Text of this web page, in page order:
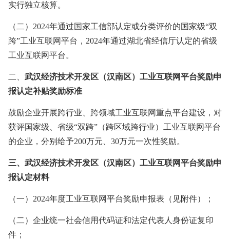
实行独立核算。
（二） 2024年通过国家工信部认定或分类评价的国家级“双
跨”工业互联网平台，2024年通过湖北省经信厅认定的省级
工业互联网平台。
二、 武汉经济技术开发区（汉南区）工业互联网平台奖励申
报认定补贴奖励标准
鼓励企业开展跨行业、跨领域工业互联网重点平台建设，对
获评国家级、省级“双跨”（跨区域跨行业）工业互联网平台
的企业，分别给予200万元、30万元一次性奖励。
三、 武汉经济技术开发区（汉南区）工业互联网平台奖励申
报认定材料
（一） 2024年度工业互联网平台奖励申报表（见附件）；
（二）企业统一社会信用代码证和法定代表人身份证复印
件；